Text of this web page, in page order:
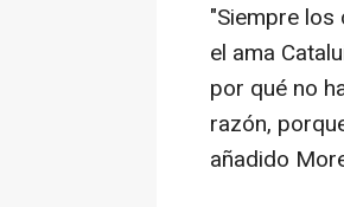
"Siempre
el ama
por qué no
razón,
añadido